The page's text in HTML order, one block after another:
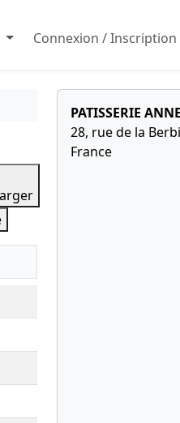
Connexion / Inscription
PATISSERIE
28, rue de la
France